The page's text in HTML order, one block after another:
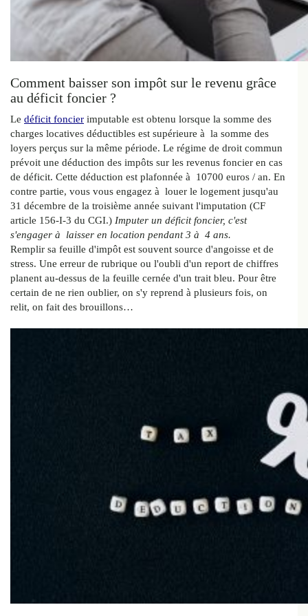
Comment baisser son impôt sur le revenu grâce
au déficit foncier ?
Le déficit foncier imputable est obtenu lorsque la somme des
charges locatives déductibles est supérieure à la somme des
loyers perçus sur la même période. Le régime de droit commun
prévoit une déduction des impôts sur les revenus foncier en cas
de déficit. Cette déduction est plafonnée à 10700 euros / an. En
contre partie, vous vous engagez à louer le logement jusqu'au
31 décembre de la troisième année suivant l'imputation (CF
article 156-I-3 du CGI.) Imputer un déficit foncier, c'est
s'engager à laisser en location pendant 3 à 4 ans.
Remplir sa feuille d'impôt est souvent source d'angoisse et de
stress. Une erreur de rubrique ou l'oubli d'un report de chiffres
planent au-dessus de la feuille cernée d'un trait bleu. Pour être
certain de ne rien oublier, on s'y reprend à plusieurs fois, on
relit, on fait des brouillons…